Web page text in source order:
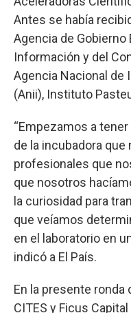
Antes se había
Agencia de
Información y del
Agencia Nacional de
(Anii), Instituto
“Empezamos a
de la incubadora
profesionales que
que nosotros
la curiosidad para
que veíamos
en el laboratorio en
indicó a El País.
En la presente
CITES y Ficus